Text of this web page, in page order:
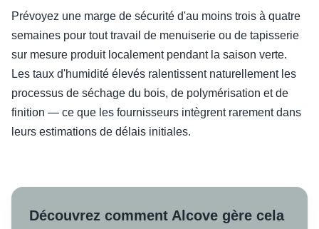
Prévoyez une marge de sécurité d'au moins trois à quatre
semaines pour tout travail de menuiserie ou de tapisserie
sur mesure produit localement pendant la saison verte.
Les taux d'humidité élevés ralentissent naturellement les
processus de séchage du bois, de polymérisation et de
finition — ce que les fournisseurs intègrent rarement dans
leurs estimations de délais initiales.
Découvrez comment Alcove gère cela